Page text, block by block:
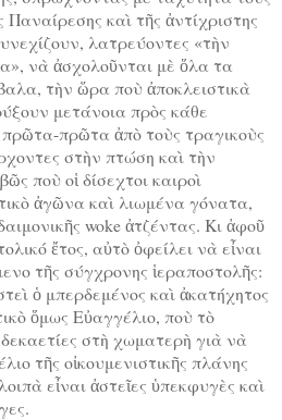
καὶ τῆς ἀντίχριστης
λατρεύοντες «τὴν
νὰ ἀσχολοῦνται μὲ ὅλα τα
τὴν ὥρα ποὺ ἀποκλειστικὰ
μετάνοια πρὸς κάθε
πρῶτα ἀπὸ τοὺς τραγικοὺς
στὴν πτώση καὶ τὴν
ποὺ οἱ δίσεχτοι καιροὶ
ἀγῶνα καὶ λιωμένα γόνατα,
woke ἀτζέντας. Κι ἀφοῦ
ἔτος, αὐτὸ ὀφείλει νὰ εἶναι
τῆς σύγχρονης ἱεραποστολῆς:
ὁ μπερδεμένος καὶ ἀκατήχητος
ὅμως Εὐαγγέλιο, ποὺ τὸ
στὴ χωματερὴ γιὰ νὰ
τῆς οἰκουμενιστικῆς πλάνης
εἶναι ἀστεῖες ὑπεκφυγὲς καὶ